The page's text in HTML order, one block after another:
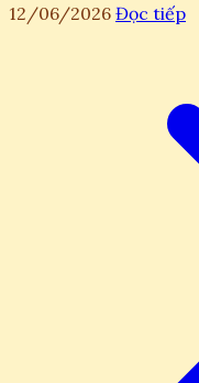
12/06/2026 Đọc tiếp